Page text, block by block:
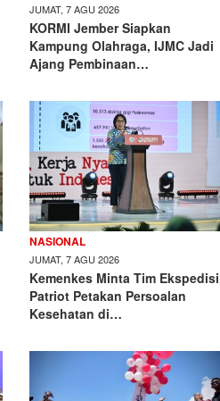
JUMAT, 7 AGU 2026
KORMI Jember Siapkan
Kampung Olahraga, IJMC Jadi
Ajang Pembinaan…
NASIONAL
JUMAT, 7 AGU 2026
Kemenkes Minta Tim Ekspedisi
Patriot Petakan Persoalan
Kesehatan di…